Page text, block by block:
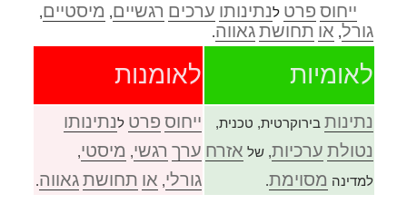
ייחוס פרט לנתינותו ערכים רגשיים, מיסטיים,
גורל, או תחושת גאווה.
לאומיות לאומנות
נתינות בירוקרטית, טכנית,
נטולת ערכיות, של אזרח
למדינה מסוימת.
ייחוס פרט לנתינותו
ערך רגשי, מיסטי,
גורלי, או תחושת גאווה.